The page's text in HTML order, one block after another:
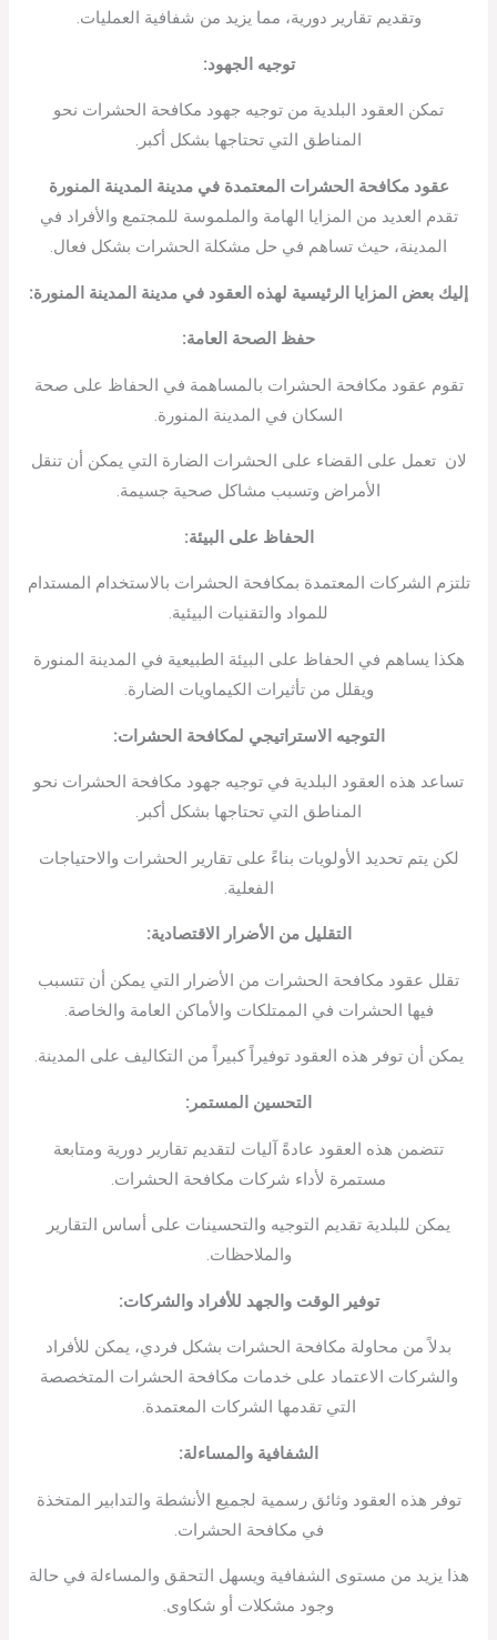
وتقديم تقارير دورية، مما يزيد من شفافية العمليات.
توجيه الجهود:
تمكن العقود البلدية من توجيه جهود مكافحة الحشرات نحو
المناطق التي تحتاجها بشكل أكبر.
عقود مكافحة الحشرات المعتمدة في مدينة المدينة المنورة
تقدم العديد من المزايا الهامة والملموسة للمجتمع والأفراد في
المدينة، حيث تساهم في حل مشكلة الحشرات بشكل فعال.
إليك بعض المزايا الرئيسية لهذه العقود في مدينة المدينة المنورة:
حفظ الصحة العامة:
تقوم عقود مكافحة الحشرات بالمساهمة في الحفاظ على صحة
السكان في المدينة المنورة.
لان تعمل على القضاء على الحشرات الضارة التي يمكن أن تنقل
الأمراض وتسبب مشاكل صحية جسيمة.
الحفاظ على البيئة:
تلتزم الشركات المعتمدة بمكافحة الحشرات بالاستخدام المستدام
للمواد والتقنيات البيئية.
هكذا يساهم في الحفاظ على البيئة الطبيعية في المدينة المنورة
ويقلل من تأثيرات الكيماويات الضارة.
التوجيه الاستراتيجي لمكافحة الحشرات:
تساعد هذه العقود البلدية في توجيه جهود مكافحة الحشرات نحو
المناطق التي تحتاجها بشكل أكبر.
لكن يتم تحديد الأولويات بناءً على تقارير الحشرات والاحتياجات
الفعلية.
التقليل من الأضرار الاقتصادية:
تقلل عقود مكافحة الحشرات من الأضرار التي يمكن أن تتسبب
فيها الحشرات في الممتلكات والأماكن العامة والخاصة.
يمكن أن توفر هذه العقود توفيراً كبيراً من التكاليف على المدينة.
التحسين المستمر :
تتضمن هذه العقود عادةً آليات لتقديم تقارير دورية ومتابعة
مستمرة لأداء شركات مكافحة الحشرات.
يمكن للبلدية تقديم التوجيه والتحسينات على أساس التقارير
والملاحظات.
توفير الوقت والجهد للأفراد والشركات:
بدلاً من محاولة مكافحة الحشرات بشكل فردي، يمكن للأفراد
والشركات الاعتماد على خدمات مكافحة الحشرات المتخصصة
التي تقدمها الشركات المعتمدة.
الشفافية والمساءلة:
توفر هذه العقود وثائق رسمية لجميع الأنشطة والتدابير المتخذة
في مكافحة الحشرات.
هذا يزيد من مستوى الشفافية ويسهل التحقق والمساءلة في حالة
وجود مشكلات أو شكاوى.